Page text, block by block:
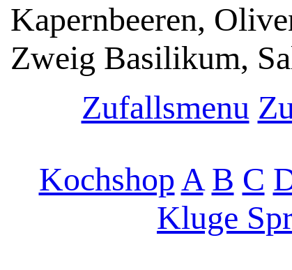
Kapernbeeren,
Zweig Basilikum,
Zufallsmenu
KochshopA B C
Kluge